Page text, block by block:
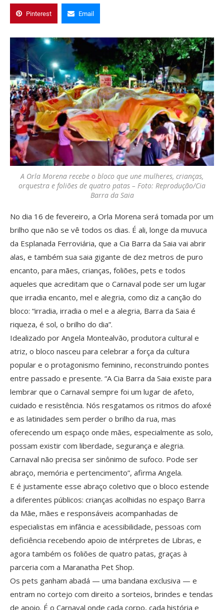
Pinterest Email
A Orla Morena recebe o bloco que une mulheres, crianças,
orquestra e foliões de quatro patas – Foto: Reprodução/Cia
Barra da Saia
No dia 16 de fevereiro, a Orla Morena será tomada por um
brilho que não se vê todos os dias. É ali, longe da muvuca
da Esplanada Ferroviária, que a Cia Barra da Saia vai abrir
alas, e também sua saia gigante de dez metros de puro
encanto, para mães, crianças, foliões, pets e todos
aqueles que acreditam que o Carnaval pode ser um lugar
que irradia encanto, mel e alegria, como diz a canção do
bloco: “irradia, irradia o mel e a alegria, Barra da Saia é
riqueza, é sol, o brilho do dia”.
Idealizado por Angela Montealvão, produtora cultural e
atriz, o bloco nasceu para celebrar a força da cultura
popular e o protagonismo feminino, reconstruindo pontes
entre passado e presente. “A Cia Barra da Saia existe para
lembrar que o Carnaval sempre foi um lugar de afeto,
cuidado e resistência. Nós resgatamos os ritmos do afoxé
e as latinidades sem perder o brilho da rua, mas
oferecendo um espaço onde mães, especialmente as solo,
possam existir com liberdade, segurança e alegria.
Carnaval não precisa ser sinônimo de sufoco. Pode ser
abraço, memória e pertencimento”, afirma Angela.
E é justamente esse abraço coletivo que o bloco estende
a diferentes públicos: crianças acolhidas no espaço Barra
da Mãe, mães e responsáveis acompanhadas de
especialistas em infância e acessibilidade, pessoas com
deficiência recebendo apoio de intérpretes de Libras, e
agora também os foliões de quatro patas, graças à
parceria com a Maranatha Pet Shop.
Os pets ganham abadá — uma bandana exclusiva — e
entram no cortejo com direito a sorteios, brindes e tendas
de apoio. É o Carnaval onde cada corpo, cada história e